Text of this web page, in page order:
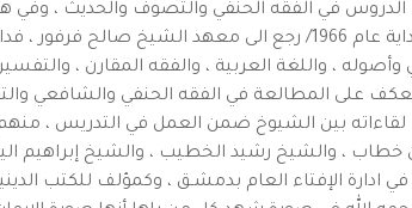
الدروس في الفقه الحنفي والتصوف والحديث ، وفي
وأصوله ، واللغة العربية ، والفقه المقارن ، والتفسير
على المطالعة في الفقه الحنفي والشافعي
لقاءاته بين الشيوخ ضمن العمل في التدريس ،
، والشيخ رشيد الخطيب ، والشيخ إبراهيم
ادارة الإفتاء العام بدمشـق ، وكمؤلف للكتب